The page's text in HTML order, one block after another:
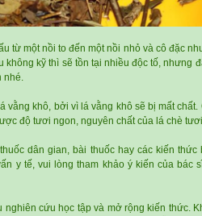
từ một nồi to đến một nồi nhỏ và cô đặc
kỹ thì sẽ tồn tại nhiều độc tố, nhưng
nhé.
vằng khô, bởi vì lá vằng khô sẽ bị mất
độ tươi ngon, nguyên chất của lá chè
dân gian, bài thuốc hay các kiến thức
y tế, vui lòng tham khảo ý kiến của bác
nghiên cứu học tập và mở rộng kiến thức.